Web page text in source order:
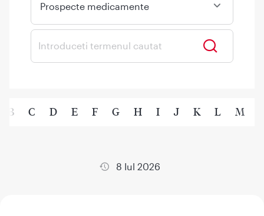
Prospecte medicamente
B C D E F G H I J K L M
8 Iul 2026